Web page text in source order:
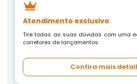
Atendimento exclusivo
Tire todas as suas dúvidas com uma
corretores de lançamentos.
Confira mais